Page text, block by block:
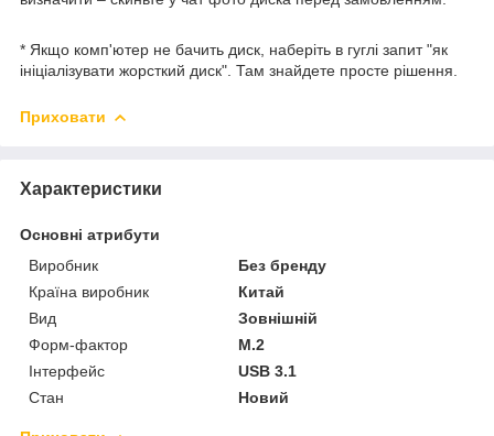
* Якщо комп'ютер не бачить диск, наберіть в гуглі запит "як
ініціалізувати жорсткий диск". Там знайдете просте рішення.
Приховати
Характеристики
Основні атрибути
Виробник
Без бренду
Країна виробник
Китай
Вид
Зовнішній
Форм-фактор
M.2
Інтерфейс
USB 3.1
Стан
Новий